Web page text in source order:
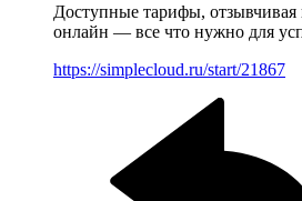
Доступные тарифы,
онлайн — все что нужно для
https://simplecloud.ru/start/21867